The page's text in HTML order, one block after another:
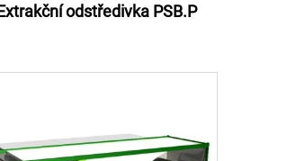
odstředivka PSB.P